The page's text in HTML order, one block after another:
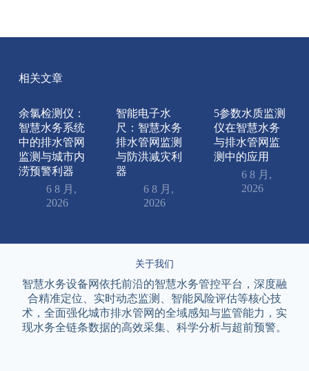
相关文章
余氯检测仪：
智慧水务系统
中的排水管网
监测与城市内
涝预警利器
6 8 月,
2026
智能电子水
尺：智慧水务
排水管网监测
与防洪减灾利
器
6 8 月,
2026
5参数水质监测
仪在智慧水务
与排水管网监
测中的应用
6 8 月,
2026
关于我们
智慧水务设备网依托前沿的智慧水务管控平台，深度融
合精准定位、实时动态监测、智能风险评估等核心技
术，全面强化城市排水管网的全域感知与监管能力，实
现水务全链条数据的高效采集、科学分析与超前预警。